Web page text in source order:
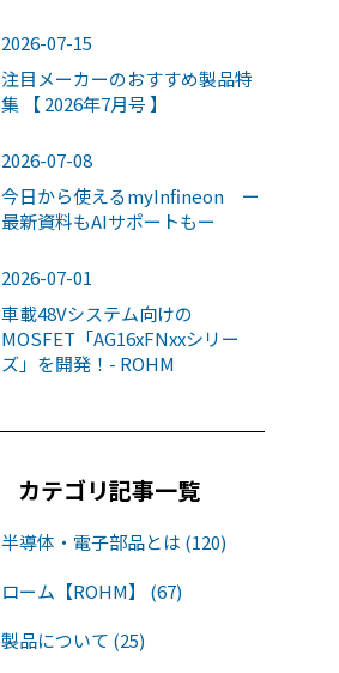
2026-07-15
注目メーカーのおすすめ製品特
集 【 2026年7月号 】
2026-07-08
今日から使えるmyInfineon ー
最新資料もAIサポートもー
2026-07-01
車載48Vシステム向けの
MOSFET「AG16xFNxxシリー
ズ」を開発！- ROHM
カテゴリ記事一覧
半導体・電子部品とは (120)
ローム【ROHM】 (67)
製品について (25)